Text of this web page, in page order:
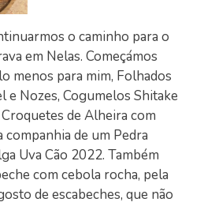
o caminho para o
em Nelas. Começámos
menos para mim, Folhados
e Nozes, Cogumelos Shitake
de Alheira com
de um Pedra
Uva Cão 2022. Também
com cebola rocha, pela
de escabeches, que não